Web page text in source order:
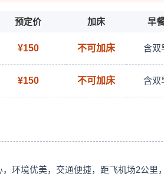
预定价 加床 早
¥150 不可加床 含双
¥150 不可加床 含双
环境优美，交通便捷，距飞机场2公里